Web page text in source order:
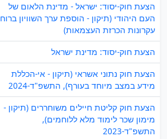
הצעת חוק-יסוד: ישראל - מדינת הלאום של
העם היהודי (תיקון - הוספת ערך השוויון ברוח
עקרונות הכרזת העצמאות)
הצעת חוק-יסוד: מדינת ישראל
הצעת חוק נתוני אשראי (תיקון - אי-הכללת
מידע במצב מיוחד בעורף), התשפ"ד-2024
הצעת חוק קליטת חיילים משוחררים (תיקון -
מימון שכר לימוד מלא ללוחמים),
התשפ"ד-2023